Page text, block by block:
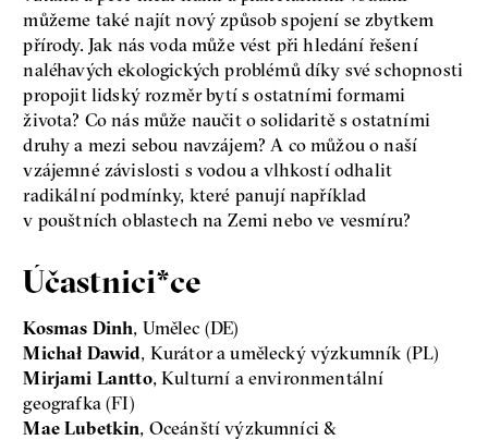
můžeme také najít nový způsob spojení se zbytkem
přírody. Jak nás voda může vést při hledání řešení
naléhavých ekologických problémů díky své schopnosti
propojit lidský rozměr bytí s ostatními formami
života? Co nás může naučit o solidaritě s ostatními
druhy a mezi sebou navzájem? A co můžou o naší
vzájemné závislosti s vodou a vlhkostí odhalit
radikální podmínky, které panují například
v pouštních oblastech na Zemi nebo ve vesmíru?
Účastnici*ce
Kosmas Dinh, Umělec (DE)
Michał Dawid, Kurátor a umělecký výzkumník (PL)
Mirjami Lantto, Kulturní a environmentální
geografka (FI)
Mae Lubetkin, Oceánští výzkumníci &